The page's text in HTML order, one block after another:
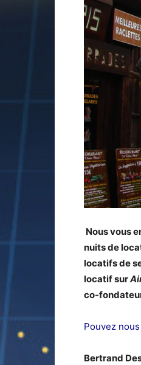
Nous vous
nuits de
locatifs de
locatif sur
co-
Pouvez
Bertrand